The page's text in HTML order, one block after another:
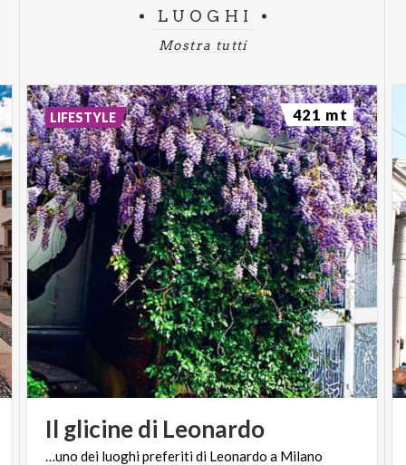
LUOGHI
Mostra tutti
Il glicinedi Leonardo
…uno dei luoghipreferitidi Leonardo a Milano
LIFESTYLE 421 mt